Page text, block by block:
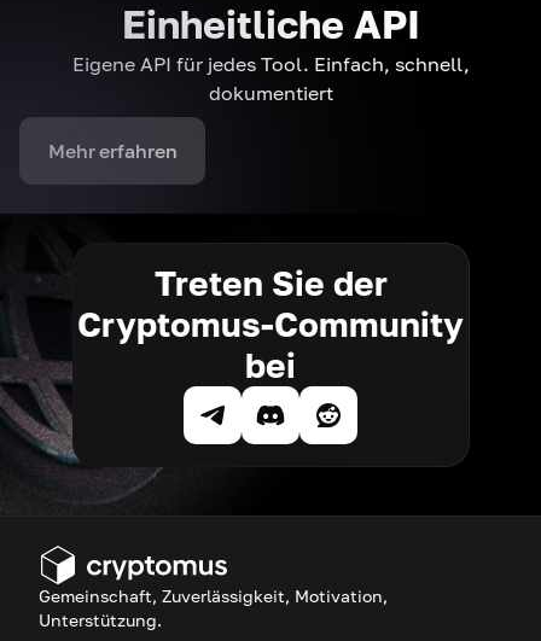
Einheitliche API
Eigene API für jedes Tool. Einfach, schnell,
dokumentiert
Mehr erfahren
Treten Sie der
Cryptomus-Community
bei
Gemeinschaft, Zuverlässigkeit, Motivation,
Unterstützung.